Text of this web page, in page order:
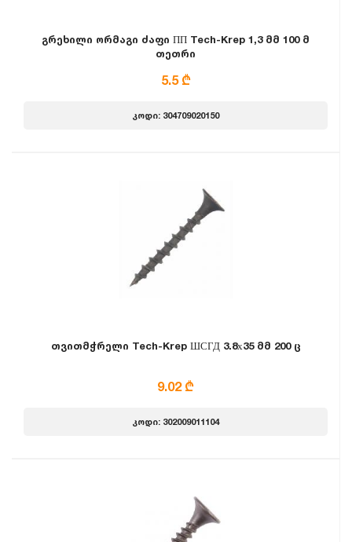
გრეხილი ორმაგი ძაფი ПП Tech-Krep 1,3 მმ 100 მ
თეთრი
5.5 ₾
კოდი: 304709020150
თვითმჭრელი Tech-Krep ШСГД 3.8х35 მმ 200 ც
9.02 ₾
კოდი: 302009011104